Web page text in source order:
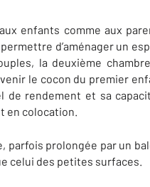
enfants comme aux
d’aménager un
la deuxième
le cocon du premier
de rendement et sa
en colocation.
parfois prolongée par un
celui des petites surfaces.